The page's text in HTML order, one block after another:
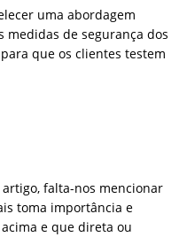
uma abordagem
medidas de segurança dos
que os clientes testem
falta-nos mencionar
toma importância e
e que direta ou